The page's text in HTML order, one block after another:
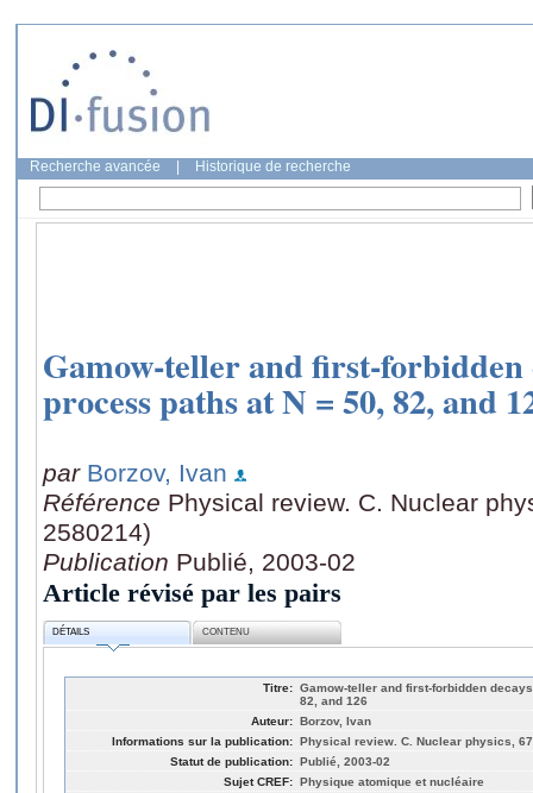
Recherche avancée Historique de recherche
Gamow-teller and first-forbidden
process paths at N = 50, 82, and
par Borzov, Ivan
Référence Physical review. C. Nuclear
2580214)
Publication Publié, 2003-02
Article révisé par les pairs
DÉTAILS CONTENU
Titre: Gamow-teller and first-forbidden
82, and 126
Auteur: Borzov, Ivan
Informations sur la publication: Physical review. C. Nuclear physics,
Statut de publication: Publié, 2003-02
Sujet CREF: Physique atomique et nucléaire